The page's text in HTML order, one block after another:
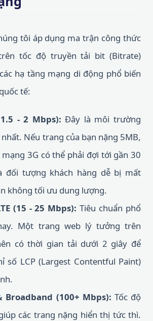
tôi áp dụng ma trận công thức
tốc độ truyền tải bit (Bitrate)
hạ tầng mạng di động phổ biến
tế:
- 2 Mbps): Đây là môi trường
Nếu trang của bạn nặng 5MB,
3G có thể phải đợi tới gần 30
đối tượng khách hàng dễ bị mất
không tối ưu dung lượng.
(15 - 25 Mbps): Tiêu chuẩn phổ
Một trang web lý tưởng trên
có thời gian tải dưới 2 giây để
số LCP (Largest Contentful Paint)
Broadband (100+ Mbps): Tốc độ
các trang nặng hiển thị tức thì.